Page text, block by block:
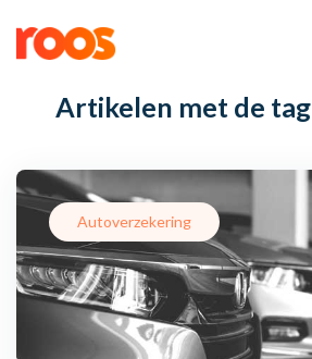
Artikelen met de tag
Autoverzekering